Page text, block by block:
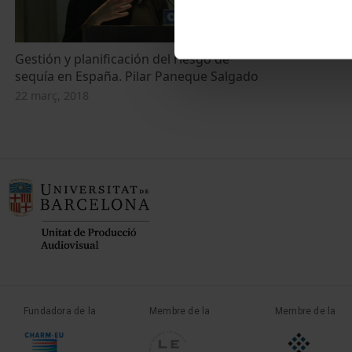
Gestión y planificación del riesgo de
sequía en España. Pilar Paneque Salgado
22 març, 2018
Fundadora de la Membre de la Membre de la